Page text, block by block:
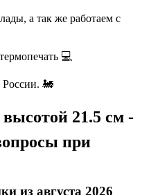
а так же работаем с
💻
России. 🚂
21.5 см -
при
из августа 2026